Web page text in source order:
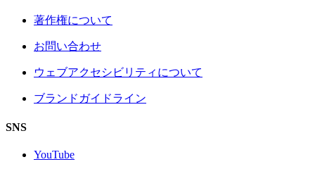
著作権について
お問い合わせ
ウェブアクセシビリティについて
ブランドガイドライン
SNS
YouTube